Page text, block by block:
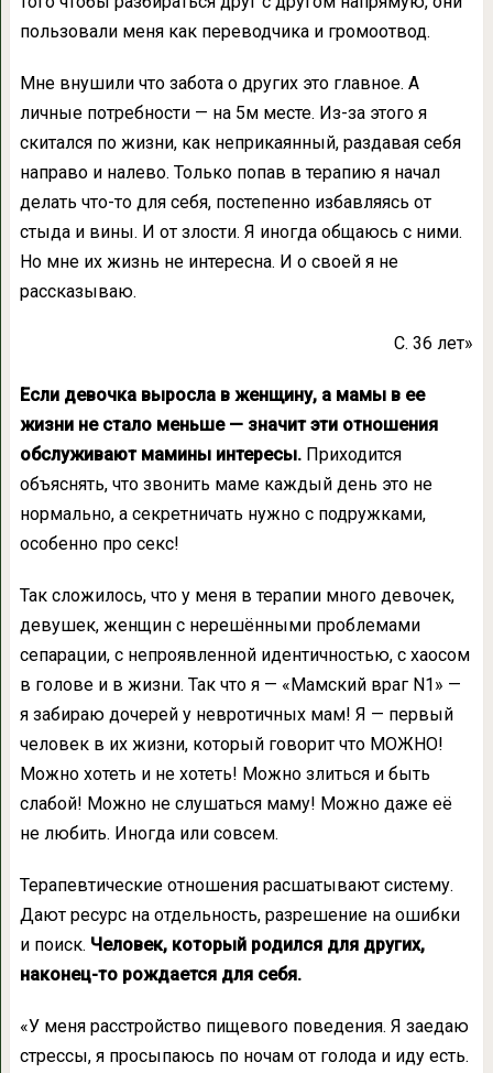
пользовали меня как переводчика и громоотвод.
Мне внушили что забота о других это главное. А
личные потребности — на 5м месте. Из-за этого я
скитался по жизни, как неприкаянный, раздавая себя
направо и налево. Только попав в терапию я начал
делать что-то для себя, постепенно избавляясь от
стыда и вины. И от злости. Я иногда общаюсь с ними.
Но мне их жизнь не интересна. И о своей я не
рассказываю.
С. 36 лет»
Если девочка выросла в женщину, а мамы в ее
жизни не стало меньше — значит эти отношения
обслуживают мамины интересы.Приходится
объяснять, что звонить маме каждый день это не
нормально, а секретничать нужно с подружками,
особенно про секс!
Так сложилось, что у меня в терапии много девочек,
девушек, женщин с нерешёнными проблемами
сепарации, с непроявленной идентичностью, с хаосом
в голове и в жизни. Так что я — «Мамский враг N1» —
я забираю дочерей у невротичных мам! Я — первый
человек в их жизни, который говорит что МОЖНО!
Можно хотеть и не хотеть! Можно злиться и быть
слабой! Можно не слушаться маму! Можно даже её
не любить. Иногда или совсем.
Терапевтические отношения расшатывают систему.
Дают ресурс на отдельность, разрешение на ошибки
и поиск. Человек, который родился для других,
наконец-то рождается для себя.
«У меня расстройство пищевого поведения. Я заедаю
стрессы, я просыпаюсь по ночам от голода и иду есть.